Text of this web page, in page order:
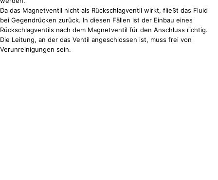
Da das Magnetventil nicht als Rückschlagventil wirkt, fließt das Fluid
bei Gegendrücken zurück. In diesen Fällen ist der Einbau eines
Rückschlagventils nach dem Magnetventil für den Anschluss richtig.
Die Leitung, an der das Ventil angeschlossen ist, muss frei von
Verunreinigungen sein.